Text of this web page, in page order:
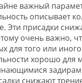
важный
описывает
Эти присадки
очень важно,
для того или
хорошо для
снижают